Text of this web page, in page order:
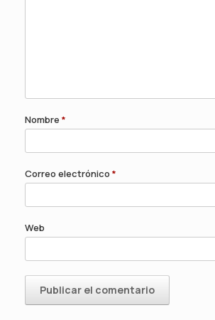
Nombre *
Correo electrónico *
Web